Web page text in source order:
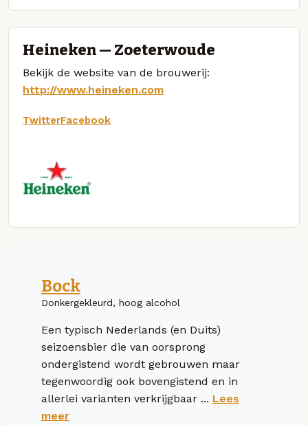
Heineken — Zoeterwoude
Bekijk de website van de brouwerij:
http://www.heineken.com
TwitterFacebook
Bock
Donkergekleurd, hoog alcohol
Een typisch Nederlands (en Duits)
seizoensbier die van oorsprong
ondergistend wordt gebrouwen maar
tegenwoordig ook bovengistend en in
allerlei varianten verkrijgbaar ... Lees
meer